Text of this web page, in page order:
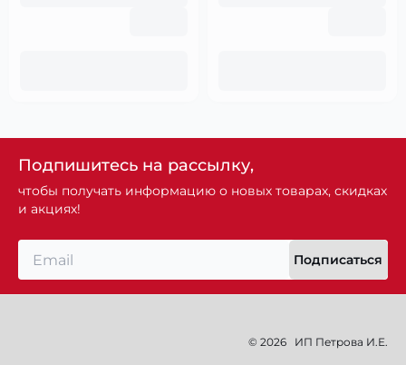
Подпишитесь на рассылку,
чтобы получать информацию о новых товарах, скидках
и акциях!
Подписаться
© 2026 ИП Петрова И.Е.